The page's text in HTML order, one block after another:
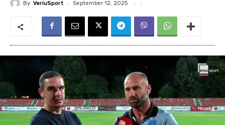
By VeriuSport September 12, 2025